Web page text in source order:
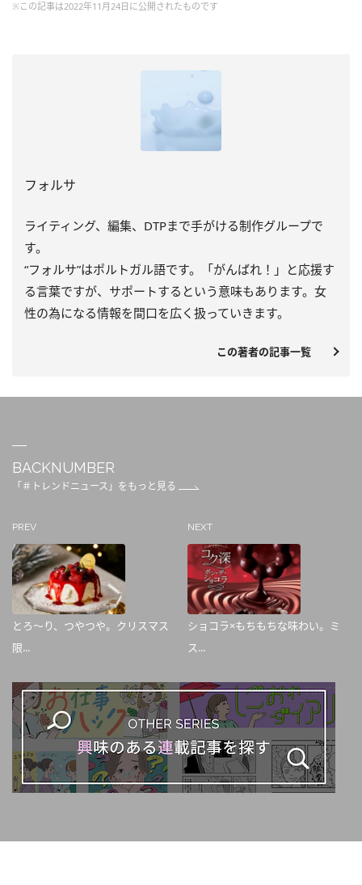
※この記事は2022年11月24日に公開されたものです
フォルサ
ライティング、編集、DTPまで手がける制作グループで
す。
“フォルサ”はポルトガル語です。「がんばれ！」と応援す
る言葉ですが、サポートするという意味もあります。女
性の為になる情報を間口を広く扱っていきます。
この著者の記事一覧
BACKNUMBER
「＃トレンドニュース」をもっと見る
PREV
とろ～り、つやつや。クリスマス
限...
NEXT
ショコラ×もちもちな味わい。ミ
ス...